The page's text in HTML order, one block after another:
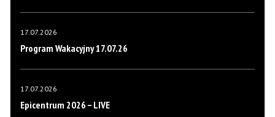
17.07.2026
Program Wakacyjny 17.07.26
17.07.2026
Epicentrum 2026 – LIVE